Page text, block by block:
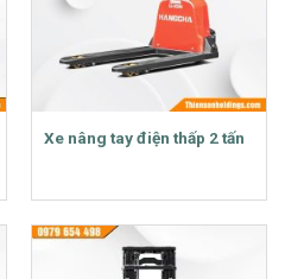
Xe nâng tay điện thấp 2 tấn